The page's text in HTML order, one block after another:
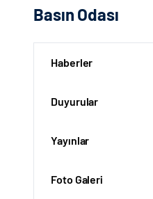
Basın Odası
Haberler
Duyurular
Yayınlar
Foto Galeri